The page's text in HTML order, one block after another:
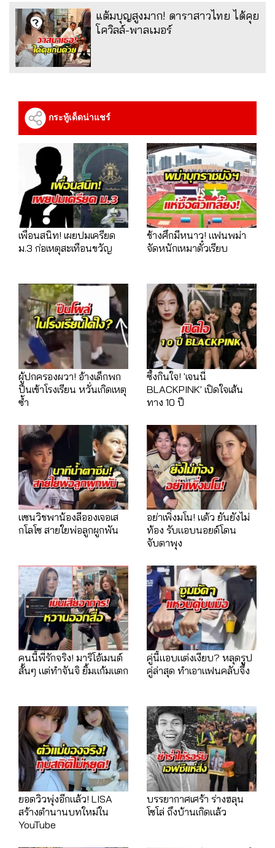
แต้มบุญสูงมาก! ดาราสาวไทย ได้คุย
โควิลล์-พาลเมอร์
กระทู้เด็ดน่าแชร์
เพื่อนสนิท! เผยปมเครียด
ม.3 ก่อเหตุสะเทือนขวัญ
ช้างศึกมีหนาว! แฟนพม่า
จัดหนักเหมาตั๋วเรียบ
ผู้ปกครองผวา! อ้างเด็กพก
ปืนเข้าโรงเรียน หวั่นเกิดเหตุ
ซ้ำ
ซึ้งกินใจ! 'เจนนี่
BLACKPINK' เปิดใจเส้น
ทาง 10 ปี
แซนวิชพาน้องลีอองเจอเส
กโลโซ สายใยพ่อลูกผูกพัน
อย่าเพิ่งมโน! แต้ว ยันยังไม่
ท้อง รับแอบนอยด์โดน
จับตาพุง
คนนี้พี่รักจริง! มาริโอ้เมนต์
สั้นๆ แต่ทำจันจิ ยิ้มแก้มแตก
คู่นี้แอบแต่งเงียบ? หลุดรูป
คู่ล่าสุด ทำเอาแฟนคลับจึ้ง
ยอดวิวพุ่งอีกแล้ว! LISA
สร้างตำนานบทใหม่ใน
YouTube
บรรยากาศเศร้า ร่างฮลุน
โซโล่ ถึงบ้านเกิดแล้ว